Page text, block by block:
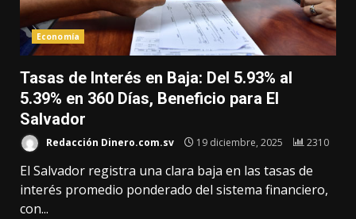
Economía
Tasas de Interés en Baja: Del 5.93% al
5.39% en 360 Días, Beneficio para El
Salvador
Redacción Dinero.com.sv 19 diciembre, 2025 2310
El Salvador registra una clara baja en las tasas de
interés promedio ponderado del sistema financiero,
con...